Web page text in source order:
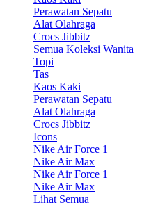
Perawatan Sepatu
Alat Olahraga
Crocs Jibbitz
Semua Koleksi Wanita
Topi
Tas
Kaos Kaki
Perawatan Sepatu
Alat Olahraga
Crocs Jibbitz
Icons
Nike Air Force 1
Nike Air Max
Nike Air Force 1
Nike Air Max
Lihat Semua